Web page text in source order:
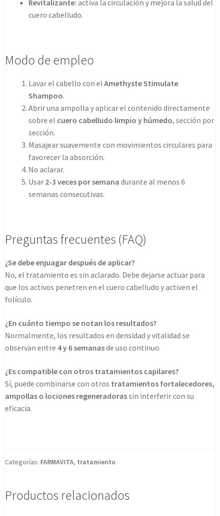
Revitalizante: activa la circulación y mejora la salud del
cuero cabelludo.
Modo de empleo
Lavar el cabello con el Amethyste Stimulate
Shampoo.
Abrir una ampolla y aplicar el contenido directamente
sobre el cuero cabelludo limpio y húmedo, sección por
sección.
Masajear suavemente con movimientos circulares para
favorecer la absorción.
No aclarar.
Usar 2-3 veces por semana durante al menos 6
semanas consecutivas.
Preguntas frecuentes (FAQ)
¿Se debe enjuagar después de aplicar?
No, el tratamiento es sin aclarado. Debe dejarse actuar para
que los activos penetren en el cuero cabelludo y activen el
folículo.
¿En cuánto tiempo se notan los resultados?
Normalmente, los resultados en densidad y vitalidad se
observan entre 4 y 6 semanasde uso continuo.
¿Es compatible con otros tratamientos capilares?
Sí, puede combinarse con otros tratamientos fortalecedores,
ampollas o lociones regeneradorassin interferir con su
eficacia.
Categorías: FARMAVITA, tratamiento
Productos relacionados